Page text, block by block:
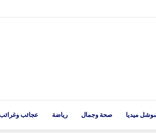
ميديا صحة وجمال رياضة عجائب